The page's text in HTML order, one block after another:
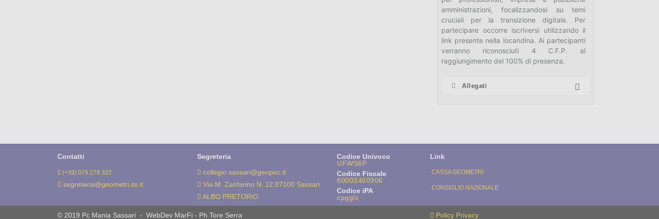
amministrazioni, focalizzandosi su temi
cruciali per la transizione digitale. Per
partecipare occorre iscriversi utilizzando il
link presente nella locandina. Ai partecipanti
verranno riconosciuti 4 C.F.P. al
raggiungimento del 100% di presenza.
Allegati
Contatti
(+39) 079 278 322
segreteria@geometri.ss.it
Segreteria
collegio.sassari@geopec.it
Via M. Zanfarino N. 12,07100 Sassari
ALBO PRETORIO
Codice Univoco
UFWS6P
Codice Fiscale
80003460906
Codice iPA
cpggls
Link
CASSA GEOMETRI
CONSIGLIO NAZIONALE
© 2019 Pc Mania Sassari - WebDev MarFi - Ph Tore Serra Policy Privacy